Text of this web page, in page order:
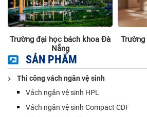
Trường đại học bách khoa Đà
Nẵng
Trường
SẢN PHẨM
Thi công vách ngăn vệ sinh
Vách ngăn vệ sinh HPL
Vách ngăn vệ sinh Compact CDF